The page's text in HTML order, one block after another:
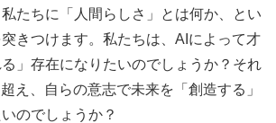
たちに「人間らしさ」とは何か、とい
きつけます。私たちは、AIによって才
」存在になりたいのでしょうか？それ
え、自らの意志で未来を「創造する」
のでしょうか？